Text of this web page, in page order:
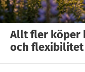
Allt fler köper
och